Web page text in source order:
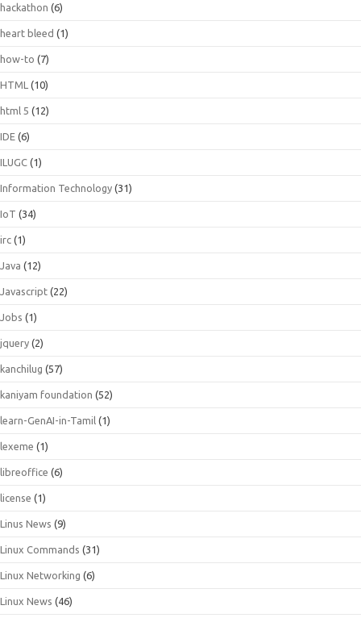
hackathon (6)
heart bleed (1)
how-to (7)
HTML (10)
html 5 (12)
IDE (6)
ILUGC (1)
Information Technology (31)
IoT (34)
irc (1)
Java (12)
Javascript (22)
Jobs (1)
jquery (2)
kanchilug (57)
kaniyam foundation (52)
learn-GenAI-in-Tamil (1)
lexeme (1)
libreoffice (6)
license (1)
Linus News (9)
Linux Commands (31)
Linux Networking (6)
Linux News (46)